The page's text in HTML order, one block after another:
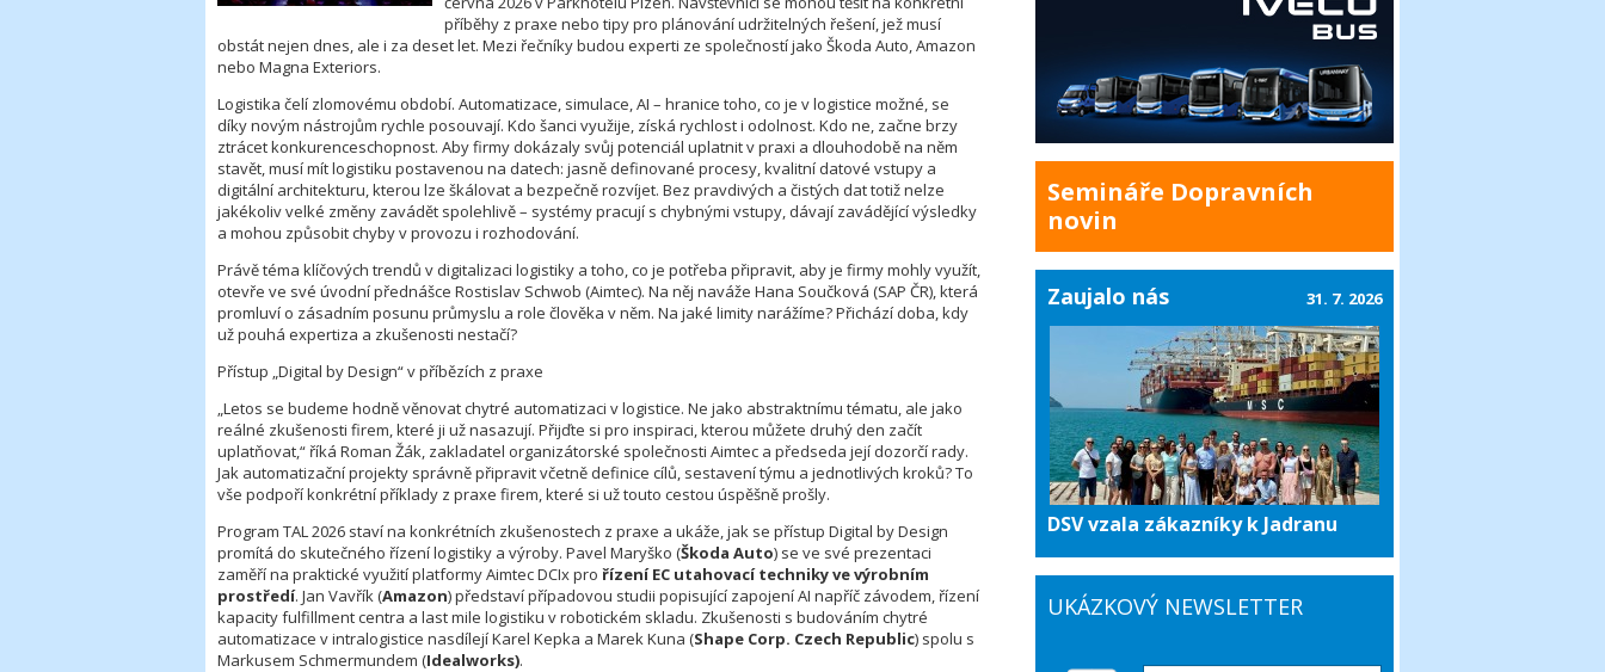
příběhy z praxe nebo tipy pro plánování udržitelných řešení, jež musí
obstát nejen dnes, ale i za deset let. Mezi řečníky budou experti ze společností jako Škoda Auto, Amazon
nebo Magna Exteriors.
Logistika čelí zlomovému období. Automatizace, simulace, AI – hranice toho, co je v logistice možné, se
díky novým nástrojům rychle posouvají. Kdo šanci využije, získá rychlost i odolnost. Kdo ne, začne brzy
ztrácet konkurenceschopnost. Aby firmy dokázaly svůj potenciál uplatnit v praxi a dlouhodobě na něm
stavět, musí mít logistiku postavenou na datech: jasně definované procesy, kvalitní datové vstupy a
digitální architekturu, kterou lze škálovat a bezpečně rozvíjet. Bez pravdivých a čistých dat totiž nelze
jakékoliv velké změny zavádět spolehlivě – systémy pracují s chybnými vstupy, dávají zavádějící výsledky
a mohou způsobit chyby v provozu i rozhodování.
Právě téma klíčových trendů v digitalizaci logistiky a toho, co je potřeba připravit, aby je firmy mohly využít,
otevře ve své úvodní přednášce Rostislav Schwob (Aimtec). Na něj naváže Hana Součková (SAP ČR), která
promluví o zásadním posunu průmyslu a role člověka v něm. Na jaké limity narážíme? Přichází doba, kdy
už pouhá expertiza a zkušenosti nestačí?
Přístup „Digital by Design“ v příbězích z praxe
„Letos se budeme hodně věnovat chytré automatizaci v logistice. Ne jako abstraktnímu tématu, ale jako
reálné zkušenosti firem, které ji už nasazují. Přijďte si pro inspiraci, kterou můžete druhý den začít
uplatňovat,“ říká Roman Žák, zakladatel organizátorské společnosti Aimtec a předseda její dozorčí rady.
Jak automatizační projekty správně připravit včetně definice cílů, sestavení týmu a jednotlivých kroků? To
vše podpoří konkrétní příklady z praxe firem, které si už touto cestou úspěšně prošly.
Program TAL 2026 staví na konkrétních zkušenostech z praxe a ukáže, jak se přístup Digital by Design
promítá do skutečného řízení logistiky a výroby. Pavel Maryško (Škoda Auto) se ve své prezentaci
zaměří na praktické využití platformy Aimtec DCIx pro řízení EC utahovací techniky ve výrobním
prostředí. Jan Vavřík (Amazon) představí případovou studii popisující zapojení AI napříč závodem, řízení
kapacity fulfillment centra a last mile logistiku v robotickém skladu. Zkušenosti s budováním chytré
automatizace v intralogistice nasdílejí Karel Kepka a Marek Kuna (Shape Corp. Czech Republic) spolu s
Markusem Schmermundem (Idealworks).
Semináře Dopravních
novin
Zaujalo nás
DSV vzala zákazníky k Jadranu
31. 7. 2026
UKÁZKOVÝ NEWSLETTER